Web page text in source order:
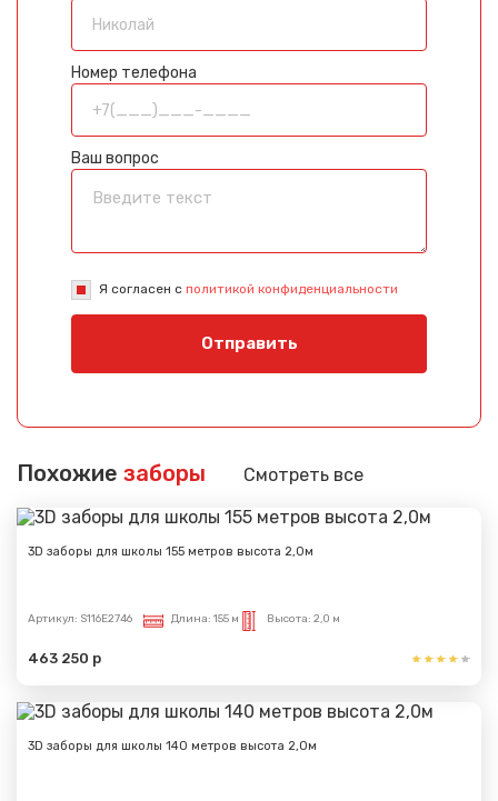
Номер телефона
Ваш вопрос
Я согласен с политикой конфиденциальности
Отправить
Похожие заборы Смотреть все
3D заборы для школы 155 метров высота 2,0м
Артикул: S116E2746 Длина: 155 м Высота: 2,0 м
463 250 р
3D заборы для школы 140 метров высота 2,0м